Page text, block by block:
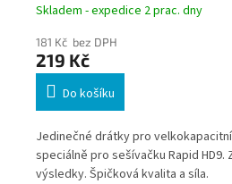
Skladem - expedice 2 prac. dny
181 Kč bez DPH
219 Kč
Do košíku
Jedinečné drátky pro
speciálně pro sešívačku Rapid HD9.
výsledky. Špičková kvalita a síla.